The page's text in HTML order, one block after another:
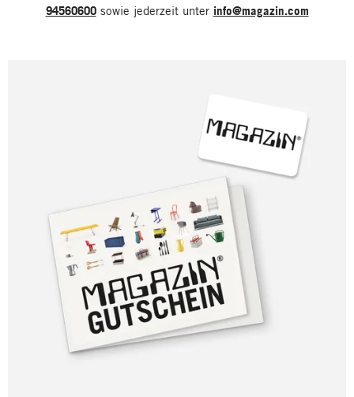
94560600sowie jederzeit unter info@magazin.com